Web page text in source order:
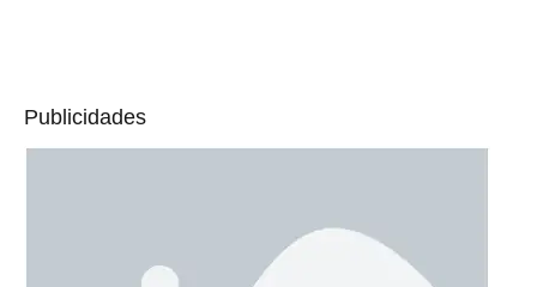
Publicidades